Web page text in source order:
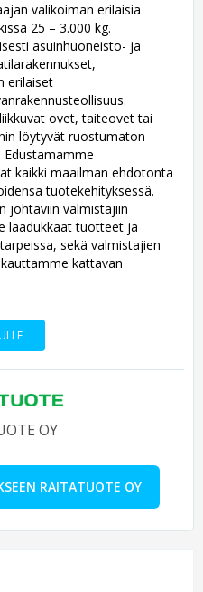
valikoiman erilaisia
25 – 3.000 kg.
asuinhuoneisto- ja
erilaiset
ovet, taiteovet tai
löytyvät ruostumaton
kaikki maailman ehdotonta
tuotekehityksessä.
johtaviin valmistajiin
laadukkaat tuotteet ja
sekä valmistajien
kattavan
OY
RAITATUOTE OY